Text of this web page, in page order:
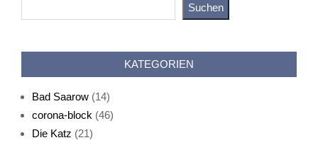
Suchen
KATEGORIEN
Bad Saarow (14)
corona-block (46)
Die Katz (21)